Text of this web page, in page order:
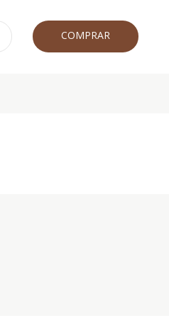
COMPRAR